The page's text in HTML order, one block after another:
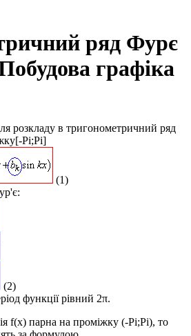
ряд Фурє
графіка
розкладу в тригонометричний ряд
[-Pi;Pi]
(1)
(2)
функції рівний 2π.
f(x) парна на проміжку (-Pi;Pi), то